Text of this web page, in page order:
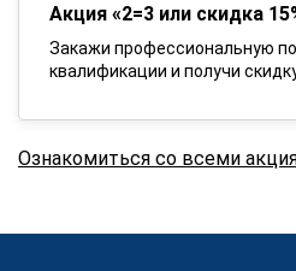
Акция «2=3 или скидка
Закажи профессиональную
квалификации и получи
Ознакомиться со всеми